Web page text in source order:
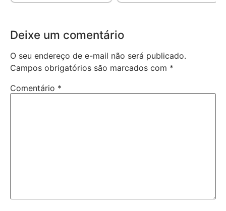
Deixe um comentário
O seu endereço de e-mail não será publicado.
Campos obrigatórios são marcados com *
Comentário *